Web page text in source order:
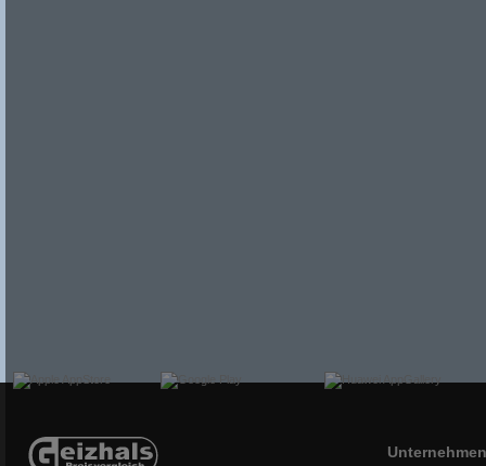
Unternehmen